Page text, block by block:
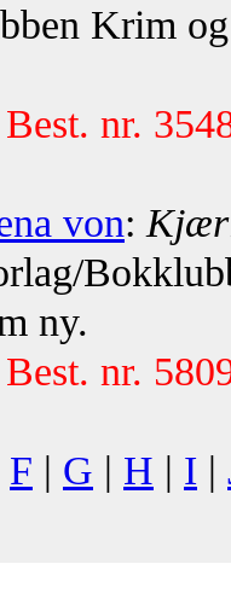
Krim og
nr.
von:
ny.
nr.
F | G | H | I |